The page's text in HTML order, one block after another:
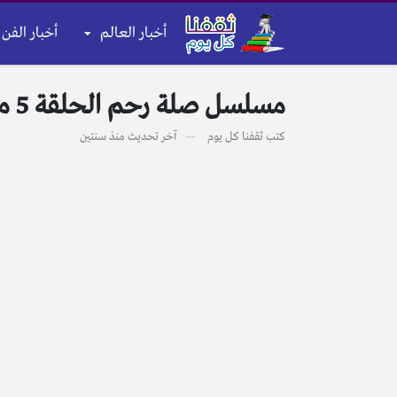
أخبار العالم أخبار
مسلسل صلة رحم الحلقة 5 موقع بريستيج الخامسة HD أحداث مشوقة رمضان 2024
كتبثقفنا كل يوم آخر تحديث منذ سنتين